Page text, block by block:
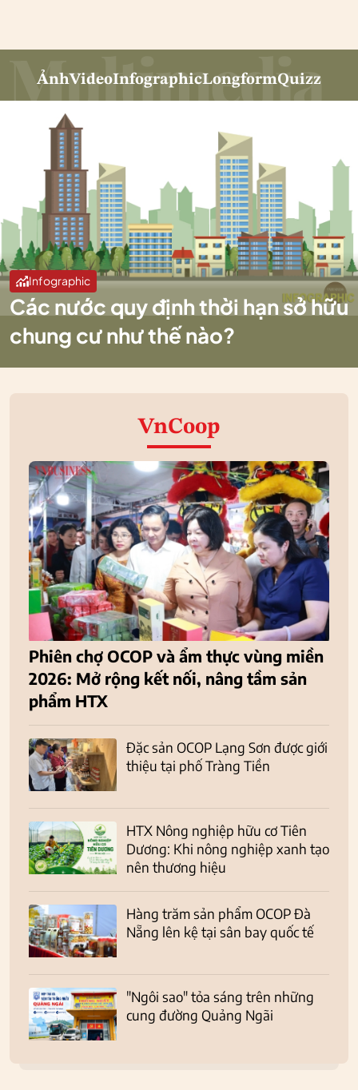
ẢnhVideoInfographicLongformQuizz
Infographic
Các nước quy định thời hạn sở hữu
chung cư như thế nào?
VnCoop
Phiên chợ OCOP và ẩm thực vùng miền
2026: Mở rộng kết nối, nâng tầm sản
phẩm HTX
Đặc sản OCOP Lạng Sơn được giới
thiệu tại phố Tràng Tiền
HTX Nông nghiệp hữu cơ Tiên
Dương: Khi nông nghiệp xanh tạo
nên thương hiệu
Hàng trăm sản phẩm OCOP Đà
Nẵng lên kệ tại sân bay quốc tế
"Ngôi sao" tỏa sáng trên những
cung đường Quảng Ngãi